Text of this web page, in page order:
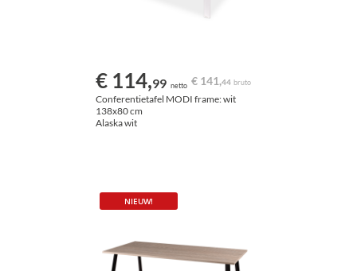
€ 114,99 netto € 141,44 bruto
Conferentietafel MODI frame: wit
138x80 cm
Alaska wit
NIEUW!